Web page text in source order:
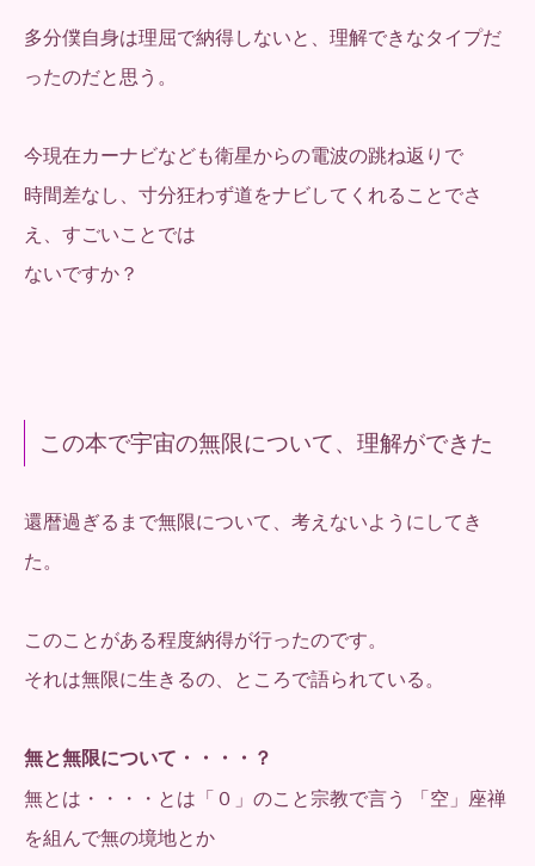
多分僕自身は理屈で納得しないと、理解できなタイプだ
ったのだと思う。
今現在カーナビなども衛星からの電波の跳ね返りで
時間差なし、寸分狂わず道をナビしてくれることでさ
え、すごいことでは
ないですか？
この本で宇宙の無限について、理解ができた
還暦過ぎるまで無限について、考えないようにしてき
た。
このことがある程度納得が行ったのです。
それは無限に生きるの、ところで語られている。
無と無限について・・・・？
無とは・・・・とは「０」のこと宗教で言う 「空」座禅
を組んで無の境地とか